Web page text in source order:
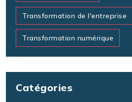
Transformation de l'entreprise
Transformation numérique
Catégories